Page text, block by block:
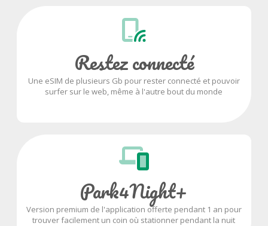
Restez connecté
Une eSIM de plusieurs Gb pour rester connecté et pouvoir
surfer sur le web, même à l'autre bout du monde
Park4Night+
Version premium de l'application offerte pendant 1 an pour
trouver facilement un coin où stationner pendant la nuit